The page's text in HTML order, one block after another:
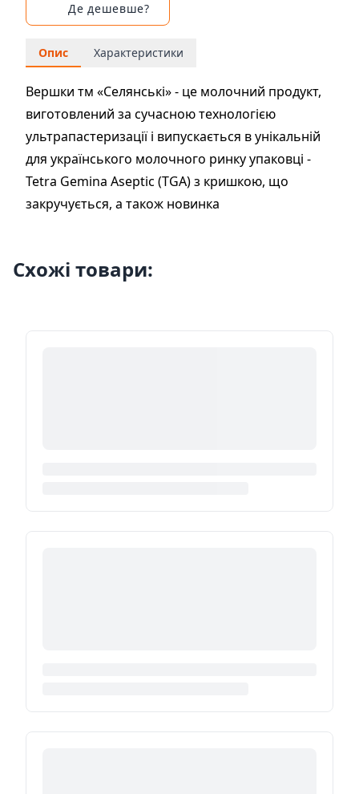
Де дешевше?
Опис Характеристики
Вершки тм «Селянські» - це молочний продукт,
виготовлений за сучасною технологією
ультрапастеризації і випускається в унікальній
для українського молочного ринку упаковці -
Tetra Gemina Aseptic (TGA) з кришкою, що
закручується, а також новинка
Схожі товари: